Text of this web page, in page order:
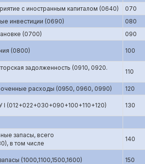
с иностранным капиталом (0640)
070
инвестиции (0690)
080
(0700)
090
(0800) 100
задолженность (0910, 0920.
110
расходы (0950, 0960, 0990) 120
130
запасы, всего
в том числе
140
(1000,1100,1500,1600) 150